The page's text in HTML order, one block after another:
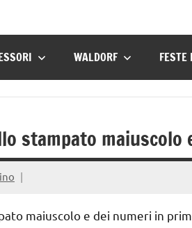
WALDORF FESTE
stampato
maiuscolo e dei numeri in